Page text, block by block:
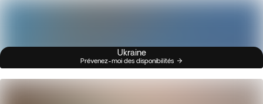
Ukraine
Prévenez-moi des disponibilités